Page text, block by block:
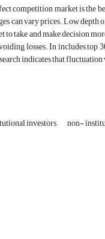
competition market is the
can vary prices. Low depth
take and make decision
losses. In includes
indicates that
investors non-